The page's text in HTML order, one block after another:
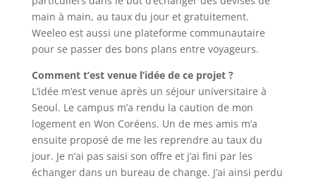
main à main, au taux du jour et gratuitement.
Weeleo est aussi une plateforme communautaire
pour se passer des bons plans entre voyageurs.
Comment t’est venue l’idée de ce projet ?
L’idée m’est venue après un séjour universitaire à
Seoul. Le campus m’a rendu la caution de mon
logement en Won Coréens. Un de mes amis m’a
ensuite proposé de me les reprendre au taux du
jour. Je n’ai pas saisi son offre et j’ai fini par les
échanger dans un bureau de change. J’ai ainsi perdu